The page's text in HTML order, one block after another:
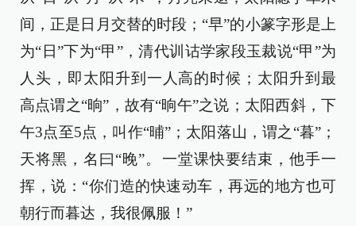
间，正是日月交替的时段；“早”的小篆字形是上
为“日”下为“甲”，清代训诂学家段玉裁说“甲”为
人头，即太阳升到一人高的时候；太阳升到最
高点谓之“晌”，故有“晌午”之说；太阳西斜，下
午3点至5点，叫作“晡”；太阳落山，谓之“暮”；
天将黑，名曰“晚”。一堂课快要结束，他手一
挥，说：“你们造的快速动车，再远的地方也可
朝行而暮达，我很佩服！”